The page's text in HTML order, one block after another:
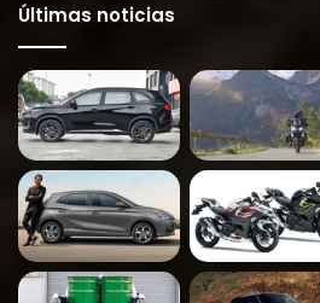
Últimas noticias